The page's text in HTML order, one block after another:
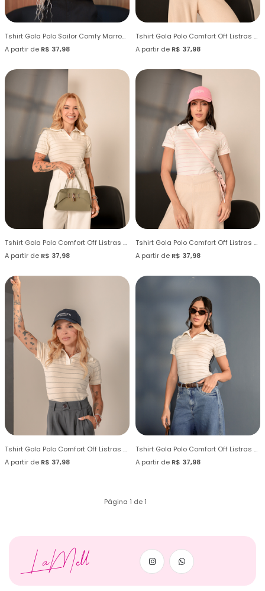
Tshirt Gola Polo Sailor Comfy Marrom Chocolate
A partir de R$ 37,98
Tshirt Gola Polo Comfort Off Listras Vermelhas
A partir de R$ 37,98
Tshirt Gola Polo Comfort Off Listras Verde Oriente
A partir de R$ 37,98
Tshirt Gola Polo Comfort Off Listras Rosa
A partir de R$ 37,98
Tshirt Gola Polo Comfort Off Listras Pretas
A partir de R$ 37,98
Tshirt Gola Polo Comfort Off Listras Castanha
A partir de R$ 37,98
Página 1 de 1
LaMell